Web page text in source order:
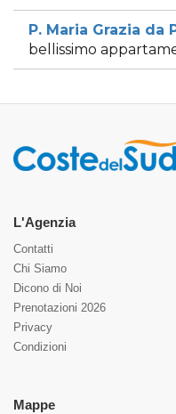
P. Maria Grazia da
bellissimo
L'Agenzia
Contatti
Chi Siamo
Dicono di Noi
Prenotazioni 2026
Privacy
Condizioni
Mappe